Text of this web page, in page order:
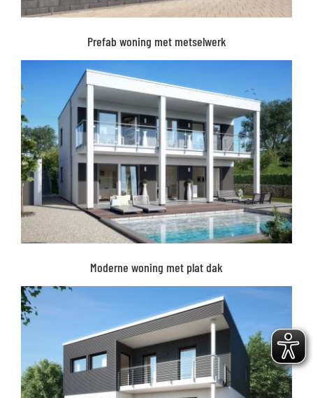
Prefab woning met metselwerk
Moderne woning met plat dak